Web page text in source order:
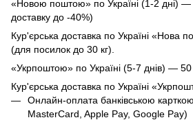
«Новою поштою» по Україні (1-2 дні) —
доставку до -40%)
Кур'єрська доставка по Україні «Нова
(для посилок до 30 кг).
«Укрпоштою» по Україні (5-7 днів) — 50
Кур'єрська доставка по Україні
Онлайн-оплата банківською
MasterCard, Apple Pay, Google Pay)